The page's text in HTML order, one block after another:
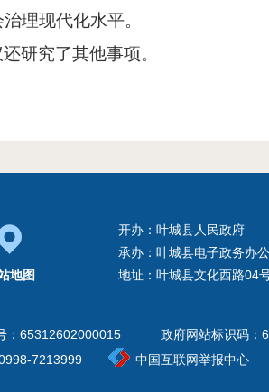
理现代化水平。
研究了其他事项。
地图
开办：叶城县人民政府
承办：叶城县电子政务办
地址：叶城县文化西路04
： 65312602000015 政府网站标识码：
7213999 中国互联网举报中心